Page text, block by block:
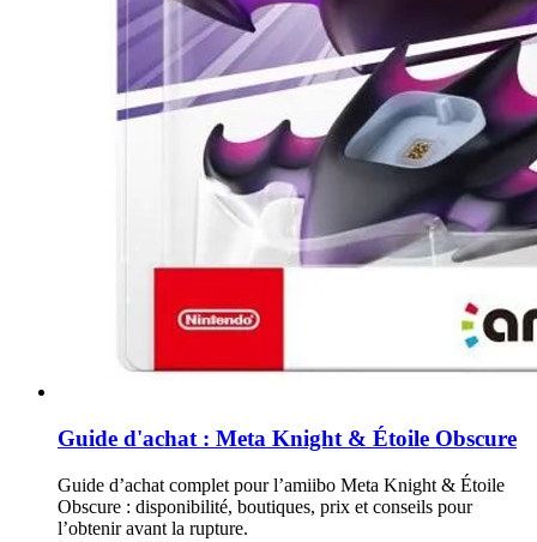
Guide d'achat : Meta Knight & Étoile Obscure
Guide d’achat complet pour l’amiibo Meta Knight & Étoile
Obscure : disponibilité, boutiques, prix et conseils pour
l’obtenir avant la rupture.